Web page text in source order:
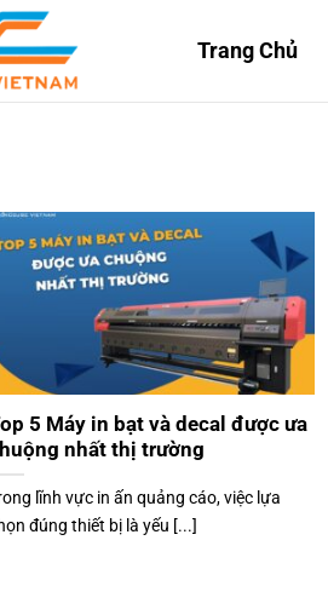
Trang Chủ
5 Máy in bạt và decal được ưa
nhất thị trường
lĩnh vực in ấn quảng cáo, việc lựa
đúng thiết bị là yếu [...]